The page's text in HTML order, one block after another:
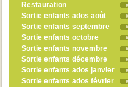
Restauration
Sortie enfants ados août
Sortie enfants septembre
Sortie enfants octobre
Sortie enfants novembre
Sortie enfants décembre
Sortie enfants ados janvier
Sortie enfants ados février